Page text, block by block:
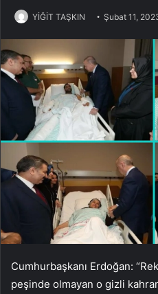
YİĞİT TAŞKIN Şubat 11,
Cumhurbaşkanı Erdoğan:
peşinde olmayan o gizli